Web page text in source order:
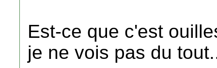
Est-ce que c'est
je ne vois pas du